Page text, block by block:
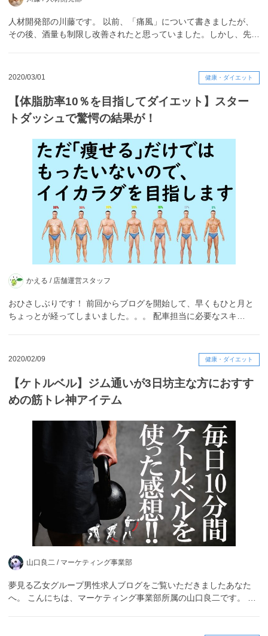
人材開発部の川藤です。 以前、「痛風」について書きましたが、
その後、酒量も制限し改善されたと思っていました。しかし、先…
2020/03/01 健康・ダイエット
【体脂肪率10％を目指してダイエット】スター
トダッシュで驚愕の結果が！
かえる / 店舗運営スタッフ
おひさしぶりです！ 前回からブログを開始して、早くもひと月と
ちょっとが経ってしまいました。。。 配車担当に必要なスキ…
2020/02/09 健康・ダイエット
【ケトルベル】ジム通いが3日坊主な方におすす
めの筋トレ神アイテム
山口良二 / マーケティング事業部
夢見る乙女グループ男性求人ブログをご覧いただきましたあなた
へ。 こんにちは、マーケティング事業部所属の山口良二です。 …